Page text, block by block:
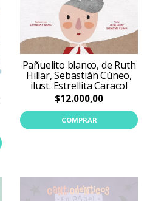
Pañuelito blanco, de Ruth
Hillar, Sebastián Cúneo,
ilust. Estrellita Caracol
$12.000,00
COMPRAR